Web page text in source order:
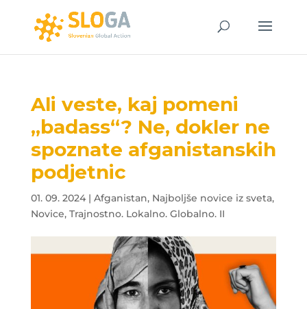
Ali veste, kaj pomeni
„badass“? Ne, dokler ne
spoznate afganistanskih
podjetnic
01. 09. 2024| Afganistan, Najboljše novice iz sveta,
Novice, Trajnostno. Lokalno. Globalno. II